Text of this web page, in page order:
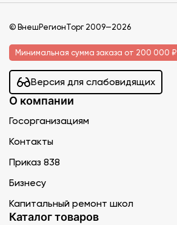
© ВнешРегионТорг 2009—2026
Минимальная сумма заказа от 200 000 ₽
Версия для слабовидящих
О компании
Госорганизациям
Контакты
Приказ 838
Бизнесу
Капитальный ремонт школ
Каталог товаров